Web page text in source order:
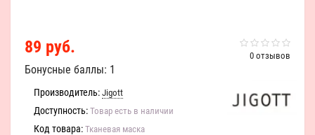
0 отзывов
89 руб.
Бонусные баллы: 1
Производитель: Jigott
Доступность: Товар есть в наличии
Код товара: Тканевая маска